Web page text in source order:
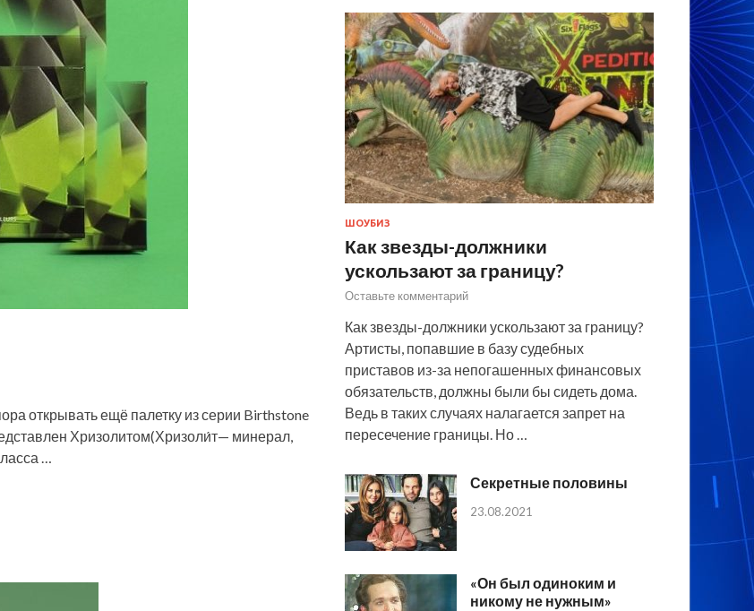
открывать ещё палетку из серии Birthstone
Хризолитом(Хризоли́т— минерал,
…
ШОУБИЗ
Как звезды-должники
ускользают за границу?
Оставьте комментарий
Как звезды-должники ускользают за границу?
Артисты, попавшие в базу судебных
приставов из-за непогашенных финансовых
обязательств, должны были бы сидеть дома.
Ведь в таких случаях налагается запрет на
пересечение границы. Но …
Секретные половины
23.08.2021
«Он был одиноким и
никому не нужным»